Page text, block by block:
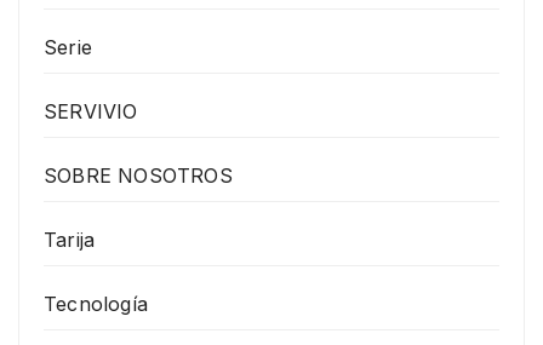
Serie
SERVIVIO
SOBRE NOSOTROS
Tarija
Tecnología